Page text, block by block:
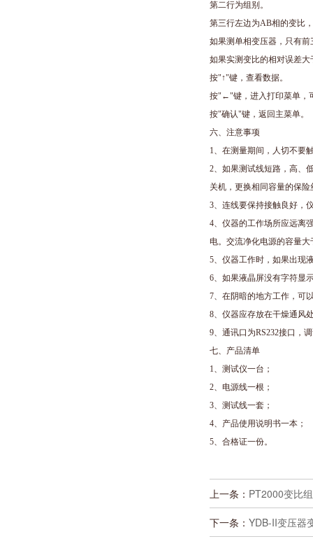
第二行为组别。
第三行左边为AB相的变比
如果测单相变压器，只有前
如果实测变比的相对误差大
按"↑"键，查看数据。
按" ←"键，进入打印菜单，
按"确认"键，返回主菜单。
六、注意事项
1、在测量期间，人切不要
2、如果测试线短路，高、
关机，更换相同容量的保险
3、连线要保持接触良好，
4、仪器的工作场所应远离
电。交流净化电源的容量大
5、仪器工作时，如果出现
6、如果液晶屏没有字符显
7、在阴暗的地方工作，可
8、仪器应存放在干燥通风
9、通讯口为RS232接口，
七、产品清单
1、测试仪一台；
2、电源线一根；
3、测试线一套；
4、产品使用说明书一本；
5、合格证一份。
上一条： PT2000变比
下一条： YDB-II变压器